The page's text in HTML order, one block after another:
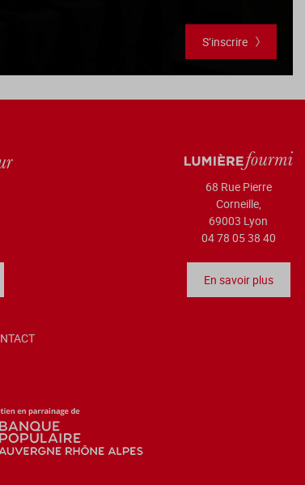
S’inscrire
68 Rue Pierre
Corneille,
69003 Lyon
04 78 05 38 40
En savoir plus